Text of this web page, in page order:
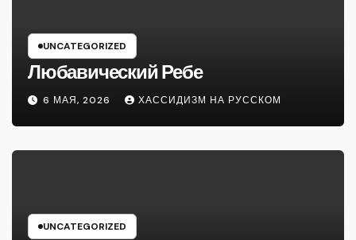
UNCATEGORIZED
Любавический Ребе
6 МАЯ, 2026 ХАССИДИЗМ НА РУССКОМ
UNCATEGORIZED